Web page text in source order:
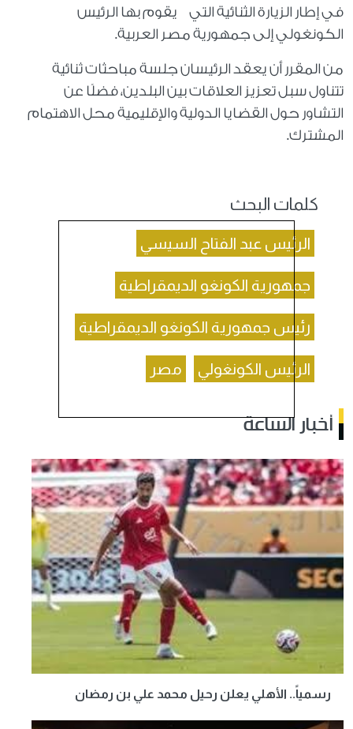
في إطار الزيارة الثنائية التي يقوم بها الرئيس
الكونغولي إلى جمهورية مصر العربية.
من المقرر أن يعقد الرئيسان جلسة مباحثات ثنائية
تتناول سبل تعزيز العلاقات بين البلدين، فضلًا عن
التشاور حول القضايا الدولية والإقليمية محل الاهتمام
المشترك.
كلمات البحث
الرئيس عبد الفتاح السيسي
جمهورية الكونغو الديمقراطية
رئيس جمهورية الكونغو الديمقراطية
الرئيس الكونغولي مصر
أخبار الساعة
رسمياً.. الأهلي يعلن رحيل محمد علي بن رمضان